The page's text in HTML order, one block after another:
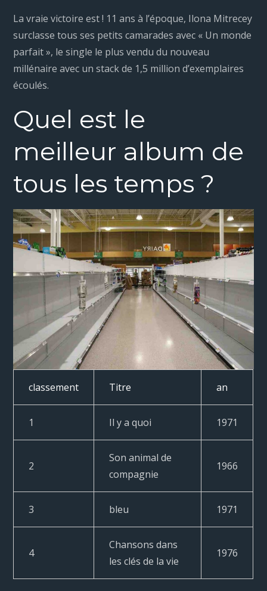
La vraie victoire est ! 11 ans à l’époque, Ilona Mitrecey
surclasse tous ses petits camarades avec « Un monde
parfait », le single le plus vendu du nouveau
millénaire avec un stack de 1,5 million d’exemplaires
écoulés.
Quel est le
meilleur album de
tous les temps ?
classement Titre an
1 Il y a quoi 1971
2
Son animal de
compagnie
1966
3 bleu 1971
4
Chansons dans
les clés de la vie
1976